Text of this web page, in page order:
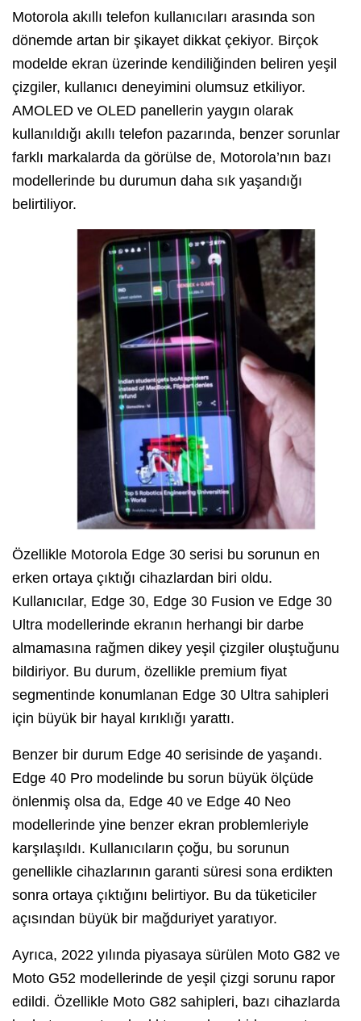
Motorola akıllı telefon kullanıcıları arasında son
dönemde artan bir şikayet dikkat çekiyor. Birçok
modelde ekran üzerinde kendiliğinden beliren yeşil
çizgiler, kullanıcı deneyimini olumsuz etkiliyor.
AMOLED ve OLED panellerin yaygın olarak
kullanıldığı akıllı telefon pazarında, benzer sorunlar
farklı markalarda da görülse de, Motorola’nın bazı
modellerinde bu durumun daha sık yaşandığı
belirtiliyor.
Özellikle Motorola Edge 30 serisi bu sorunun en
erken ortaya çıktığı cihazlardan biri oldu.
Kullanıcılar, Edge 30, Edge 30 Fusion ve Edge 30
Ultra modellerinde ekranın herhangi bir darbe
almamasına rağmen dikey yeşil çizgiler oluştuğunu
bildiriyor. Bu durum, özellikle premium fiyat
segmentinde konumlanan Edge 30 Ultra sahipleri
için büyük bir hayal kırıklığı yarattı.
Benzer bir durum Edge 40 serisinde de yaşandı.
Edge 40 Pro modelinde bu sorun büyük ölçüde
önlenmiş olsa da, Edge 40 ve Edge 40 Neo
modellerinde yine benzer ekran problemleriyle
karşılaşıldı. Kullanıcıların çoğu, bu sorunun
genellikle cihazlarının garanti süresi sona erdikten
sonra ortaya çıktığını belirtiyor. Bu da tüketiciler
açısından büyük bir mağduriyet yaratıyor.
Ayrıca, 2022 yılında piyasaya sürülen Moto G82 ve
Moto G52 modellerinde de yeşil çizgi sorunu rapor
edildi. Özellikle Moto G82 sahipleri, bazı cihazlarda